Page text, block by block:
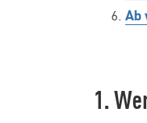
Ab
1.